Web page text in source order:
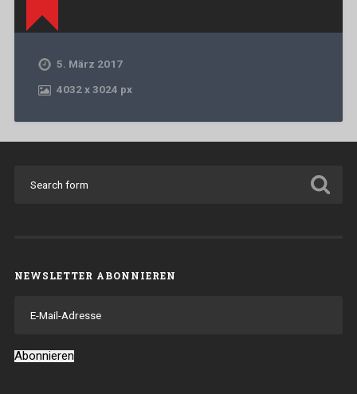
5. März 2017
4032x3024 px
NEWSLETTER ABONNIEREN
Mail-
Abonnieren